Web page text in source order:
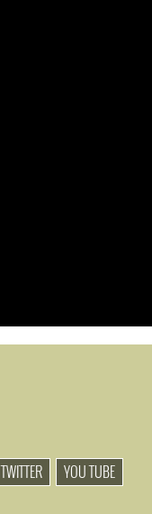
TWITTER YOU TUBE